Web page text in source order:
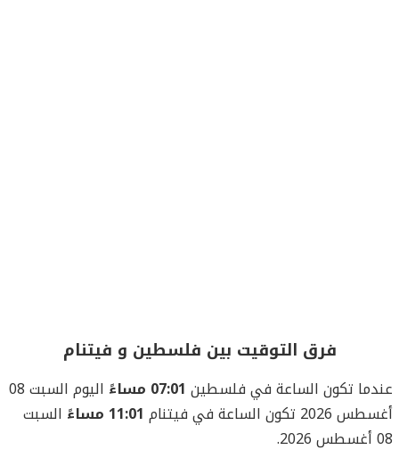
فرق التوقيت بين فلسطين و فيتنام
عندما تكون الساعة في فلسطين 07:01 مساءً
اليوم السبت 08
أغسطس 2026 تكون الساعة في فيتنام
11:01 مساءً
السبت
08 أغسطس 2026.